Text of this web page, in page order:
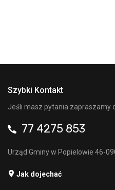
Szybki Kontakt
Jeśli masz pytania zapraszamy
77 4275 853
Urząd Gminy w Popielowie 46-
Jak dojechać